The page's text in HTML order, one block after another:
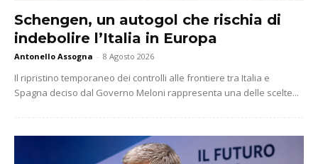
Schengen, un autogol che rischia di
indebolire l’Italia in Europa
Antonello Assogna - 8 Agosto 2026
Il ripristino temporaneo dei controlli alle frontiere tra Italia e
Spagna deciso dal Governo Meloni rappresenta una delle scelte...